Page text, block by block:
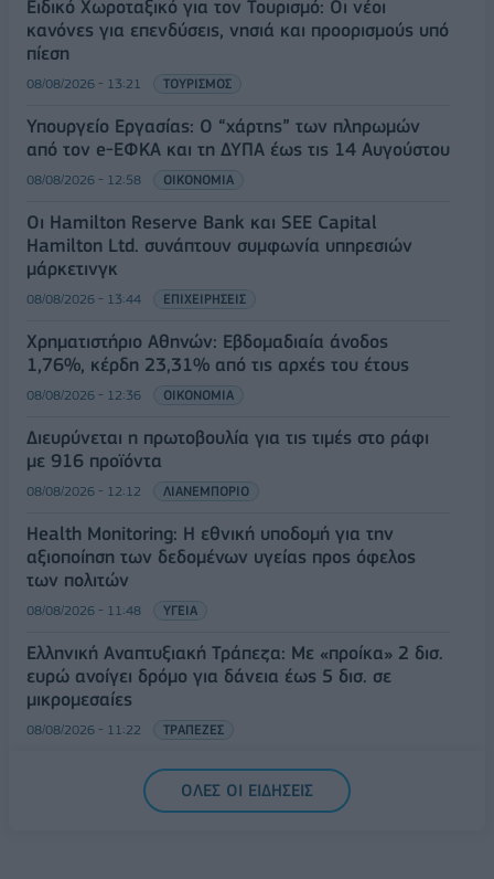
Ειδικό Χωροταξικό για τον Τουρισμό: Οι νέοι
κανόνες για επενδύσεις, νησιά και προορισμούς υπό
πίεση
08/08/2026 - 13:21 ΤΟΥΡΙΣΜΟΣ
Υπουργείο Εργασίας: Ο “χάρτης” των πληρωμών
από τον e-ΕΦΚΑ και τη ΔΥΠΑ έως τις 14 Αυγούστου
08/08/2026 - 12:58 ΟΙΚΟΝΟΜΙΑ
Οι Hamilton Reserve Bank και SEE Capital
Hamilton Ltd. συνάπτουν συμφωνία υπηρεσιών
μάρκετινγκ
08/08/2026 - 13:44 ΕΠΙΧΕΙΡΗΣΕΙΣ
Χρηματιστήριο Αθηνών: Εβδομαδιαία άνοδος
1,76%, κέρδη 23,31% από τις αρχές του έτους
08/08/2026 - 12:36 ΟΙΚΟΝΟΜΙΑ
Διευρύνεται η πρωτοβουλία για τις τιμές στο ράφι
με 916 προϊόντα
08/08/2026 - 12:12 ΛΙΑΝΕΜΠΟΡΙΟ
Health Monitoring: Η εθνική υποδομή για την
αξιοποίηση των δεδομένων υγείας προς όφελος
των πολιτών
08/08/2026 - 11:48 ΥΓΕΙΑ
Ελληνική Αναπτυξιακή Τράπεζα: Με «προίκα» 2 δισ.
ευρώ ανοίγει δρόμο για δάνεια έως 5 δισ. σε
μικρομεσαίες
08/08/2026 - 11:22 ΤΡΑΠΕΖΕΣ
5G παντού, 6G στον ορίζοντα: Πού βρίσκεται η
Ελλάδα στη μεγάλη τεχνολογική μετάβαση
ΟΛΕΣ ΟΙ ΕΙΔΗΣΕΙΣ